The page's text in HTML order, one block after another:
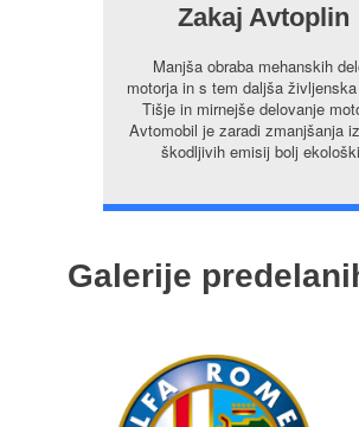
Zakaj Avtoplin
Manjša obraba mehanskih
motorja in s tem daljša
Tišje in mirnejše delovanje
Avtomobil je zaradi zmanjšanja
škodljivih emisij bolj
Galerije